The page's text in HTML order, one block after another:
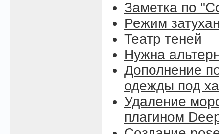
Заметка по
Режим
Театр теней
Нужна
Дополнение
одежды под
Удаление
плагином